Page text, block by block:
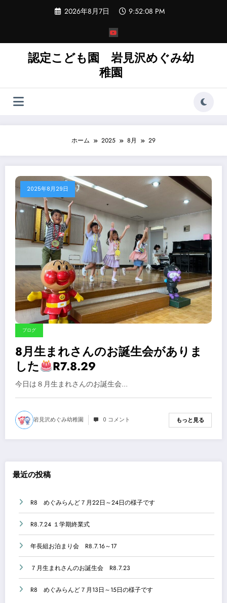
ツ
プ
2026年8月7日 9:52:08 PM
認定こども園 岩見沢めぐみ幼
稚園
ホーム 2025 8月 29
2025年8月29日
ブログ
8月生まれさんのお誕生会がありま
した
R7.8.29
今日は８月生まれさんのお誕生会…
岩見沢めぐみ幼稚園 0 コメント もっと見る
最近の投稿
R8 めぐみらんど７月22日～24日の様子です
R8.7.24 １学期終業式
年長組お泊まり会 R8.7.16～17
７月生まれさんのお誕生会 R8.7.23
R8 めぐみらんど７月13日～15日の様子です